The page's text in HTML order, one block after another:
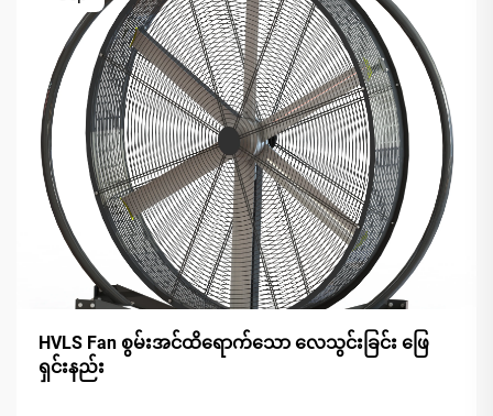
HVLS Fan စွမ်းအင်ထိရောက်သော လေသွင်းခြင်း ဖြေ
ရှင်းနည်း